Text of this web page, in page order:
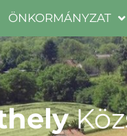
ÖNKORMÁNYZAT